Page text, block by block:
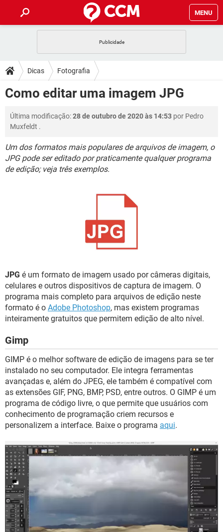
MENU
CELULAR
OUTLOOK EXCEL
GUIA DE COMPRAS
DICAS
JOGOS
CELULAR FACEBOOK
OUTLOOK EXCEL
GUIA DE COMPRAS
DOWNLOADS
CELULAR
INSTAGRAM GMAIL
GUIA DE COMPRAS
FÓRUM
CELULAR FACEBOOK
OUTLOOK
JOGOS WHATSAPP
CELULAR
EXCEL
GMAIL
Dicas Fotografia
Como editar uma imagem JPG
Última modificação:28 de outubro de 2020 às 14:53 por Pedro
Muxfeldt .
Um dos formatos mais populares de arquivos de imagem, o
JPG pode ser editado por praticamente qualquer programa
de edição; veja três exemplos.
JPG é um formato de imagem usado por câmeras digitais,
celulares e outros dispositivos de captura de imagem. O
programa mais completo para arquivos de edição neste
formato é o Adobe Photoshop, mas existem programas
inteiramente gratuitos que permitem edição de alto nível.
Gimp
GIMP é o melhor software de edição de imagens para se ter
instalado no seu computador. Ele integra ferramentas
avançadas e, além do JPEG, ele também é compatível com
as extensões GIF, PNG, BMP, PSD, entre outros. O GIMP é um
programa de código livre, o que permite que usuários com
conhecimento de programação criem recursos e
personalizem a interface. Baixe o programa aqui.